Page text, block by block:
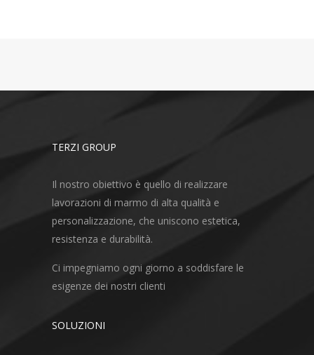
TERZI GROUP
Il nostro obiettivo è quello di realizzare
lavorazioni di marmo di alta qualità e
personalizzazione, che uniscono estetica,
resistenza e durabilità.
Ci impegniamo ogni giorno a soddisfare le
esigenze dei nostri clienti
SOLUZIONI